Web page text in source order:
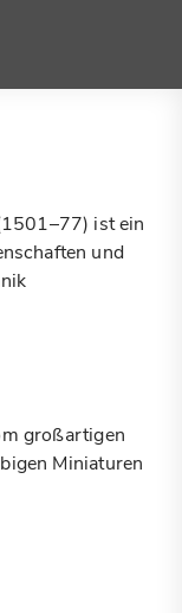
ist ein
und
großartigen
Miniaturen